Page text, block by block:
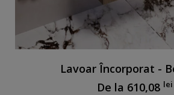
Lavoar Încorporat -
De la 610,08 lei